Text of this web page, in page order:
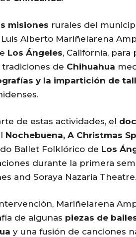
misiones rurales del
Alberto Mariñelarena
Los Ángeles, California,
de Chihuahua
y la impartición de
de estas actividades, el
Nochebuena, A Christmas
Ballet Folklórico de Los
durante la primera
and Soraya Nazaria Theatre.
Mariñelarena
de algunas piezas de
y una fusión de canciones